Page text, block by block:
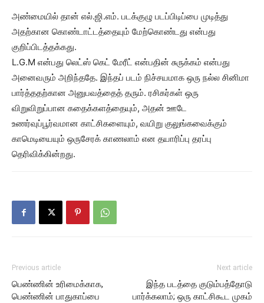
அண்மையில் தான் எல்.ஜி.எம். படக்குழு படப்பிடிப்பை முடித்து
அதற்கான கொண்டாட்டத்தையும் மேற்கொண்டது என்பது
குறிப்பிடத்தக்கது.
L.G.M என்பது லெட்ஸ் கெட் மேரீட் என்பதின் சுருக்கம் என்பது
அனைவரும் அறிந்ததே. இந்தப் படம் நிச்சயமாக ஒரு நல்ல சினிமா
பார்த்ததற்கான அனுபவத்தைத் தரும். ரசிகர்கள் ஒரு
விறுவிறுப்பான கதைக்களத்தையும், அதன் ஊடே
உணர்வுப்பூர்வமான காட்சிகளையும், வயிறு குலுங்கவைக்கும்
காமெடியையும் ஒருசேரக் காணலாம் என தயாரிப்பு தரப்பு
தெரிவிக்கின்றது.
Previous article
பெண்ணின் உரிமைக்காக,
பெண்ணின் பாதுகாப்பை
Next article
இந்த படத்தை குடும்பத்தோடு
பார்க்கலாம்; ஒரு காட்சிகூட முகம்